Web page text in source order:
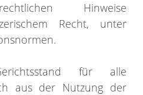
Hinweise
Recht, unter
für alle
aus der Nutzung der